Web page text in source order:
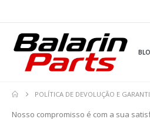
POLÍTICA DE DEVOLUÇÃO E
Nosso compromisso é com a sua